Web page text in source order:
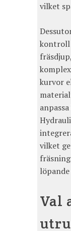
vilket
kontroll
kurvor
vilket
Val